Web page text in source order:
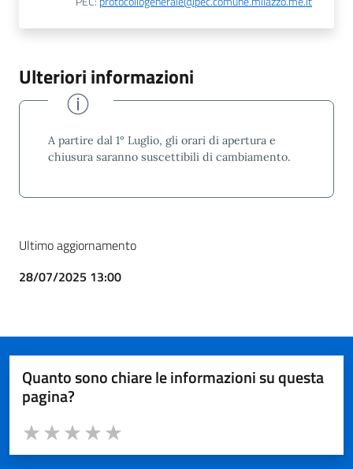
Ulteriori informazioni
A partire dal 1° Luglio, gli orari di apertura e
chiusura saranno suscettibili di cambiamento.
Ultimo aggiornamento
28/07/2025 13:00
Quanto sono chiare le informazioni su questa
pagina?
Valuta da 1 a 5 stelle la pagina
Valuta 5 stelle su 5
Valuta 4 stelle su 5
Valuta 3 stelle su 5
Valuta 2 stelle su 5
Valuta 1 stelle su 5